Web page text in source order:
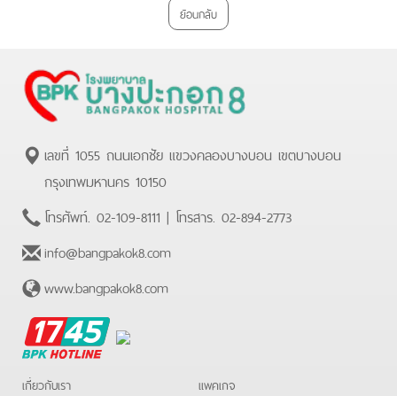
ย้อนกลับ
เลขที่ 1055 ถนนเอกชัย แขวงคลองบางบอน เขตบางบอน
กรุงเทพมหานคร 10150
โทรศัพท์. 02-109-8111 | โทรสาร. 02-894-2773
info@bangpakok8.com
www.bangpakok8.com
BPK
Hotline
เกี่ยวกับเรา
แพคเกจ